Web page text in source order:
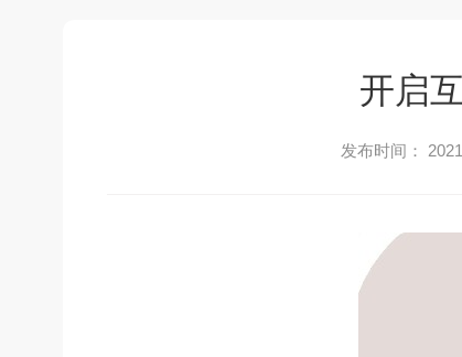
开启
发布时间：